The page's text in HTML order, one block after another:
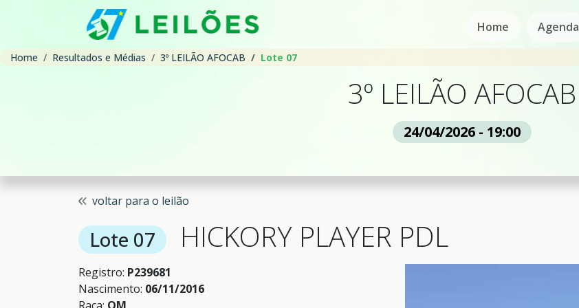
Home Agenda
Home Resultados e Médias 3º LEILÃO AFOCAB Lote 07
3º LEILÃO AFOCAB
24/04/2026 - 19:00
voltar para o leilão
Lote 07 HICKORY PLAYER PDL
Registro: P239681
Nascimento: 06/11/2016